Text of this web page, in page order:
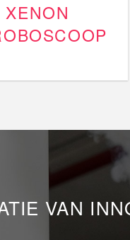
XENON
VAN